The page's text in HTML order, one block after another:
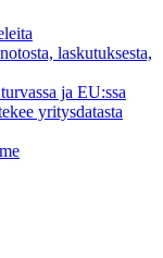
laskutuksesta,
ja EU:ssa
yritysdatasta